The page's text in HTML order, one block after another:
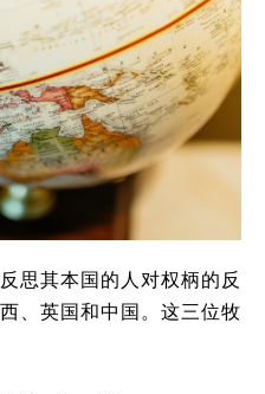
阿拉伯语
语 柬埔寨语
思其本国的人对权柄的反
、英国和中国。这三位牧